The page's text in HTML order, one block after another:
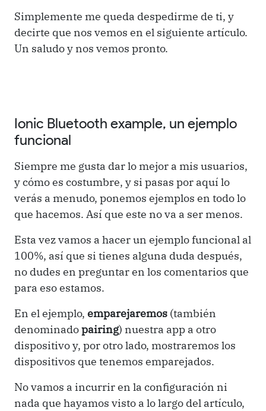
Simplemente me queda despedirme de ti, y
decirte que nos vemos en el siguiente artículo.
Un saludo y nos vemos pronto.
Ionic Bluetooth example, un ejemplo
funcional
Siempre me gusta dar lo mejor a mis usuarios,
y cómo es costumbre, y si pasas por aquí lo
verás a menudo, ponemos ejemplos en todo lo
que hacemos. Así que este no va a ser menos.
Esta vez vamos a hacer un ejemplo funcional al
100%, así que si tienes alguna duda después,
no dudes en preguntar en los comentarios que
para eso estamos.
En el ejemplo, emparejaremos (también
denominadopairing) nuestra app a otro
dispositivo y, por otro lado, mostraremos los
dispositivos que tenemos emparejados.
No vamos a incurrir en la configuración ni
nada que hayamos visto a lo largo del artículo,